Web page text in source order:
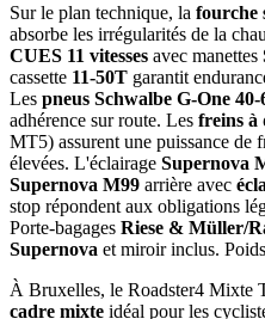
Sur le plan technique, la fourche
absorbe les irrégularités de la
CUES 11 vitesses avec manettes
cassette 11-50T garantit
Les pneus Schwalbe G-One 40-
adhérence sur route. Les freins à
MT5) assurent une puissance de
élevées. L'éclairage Supernova
Supernova M99 arrière avec
stop répondent aux obligations
Porte-bagages Riese & Müller/
Supernova et miroir inclus.
À Bruxelles, le Roadster4 Mixte
cadre mixte idéal pour les